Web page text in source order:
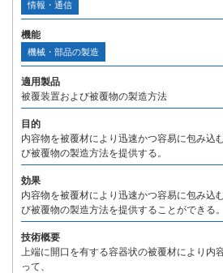
情報・通信
機能
機械・部品の製造
適用製品
被覆装置および被覆物の製造方法
目的
内容物を被覆材により迅速かつ容易に包み込
び被覆物の製造方法を提供する。
効果
内容物を被覆材により迅速かつ容易に包み込
び被覆物の製造方法を提供することができる。
技術概要
上端に開口を有する容器状の被覆材により内
って、